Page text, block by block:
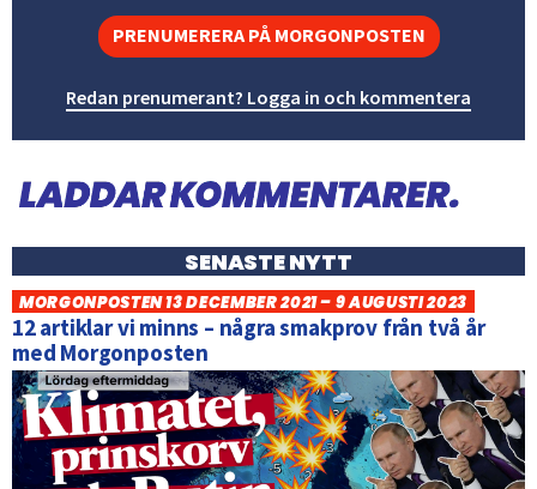
PRENUMERERA PÅ MORGONPOSTEN
Redan prenumerant? Logga in och kommentera
SENASTE NYTT
MORGONPOSTEN 13 DECEMBER 2021 – 9 AUGUSTI 2023
12 artiklar vi minns – några smakprov från två år
med Morgonposten